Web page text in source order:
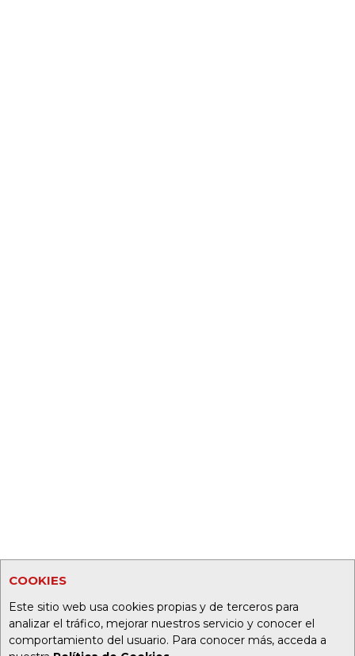
COOKIES
Este sitio web usa cookies propias y de terceros para
analizar el tráfico, mejorar nuestros servicio y conocer el
comportamiento del usuario. Para conocer más, acceda a